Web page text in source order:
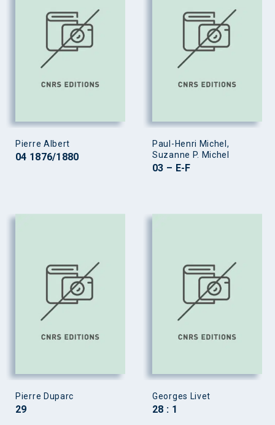
Pierre Albert
04 1876/1880
Paul-Henri Michel,
Suzanne P. Michel
03 – E-F
Pierre Duparc
29
Georges Livet
28 : 1